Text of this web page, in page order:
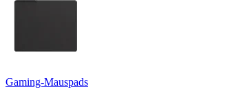
Gaming-Mauspads